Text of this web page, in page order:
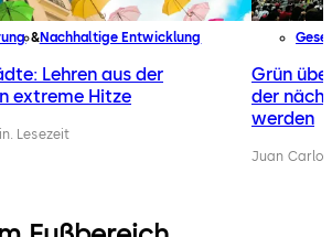
Nachhaltige Entwicklung
Lehren aus der
extreme Hitze
Lesezeit
Grün
der
werden
Juan